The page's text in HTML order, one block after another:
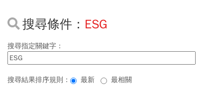
搜尋條件： ESG
搜尋指定關鍵字：
搜尋結果排序規則： 最新 最相關